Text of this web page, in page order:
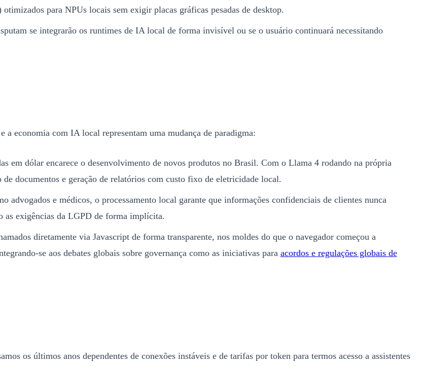
para NPUs locais sem exigir placas gráficas pesadas de desktop.
se integrarão os runtimes de IA local de forma invisível ou se o usuário continuará necessitando
a economia com IA local representam uma mudança de paradigma:
em dólar encarece o desenvolvimento de novos produtos no Brasil. Com o Llama 4 rodando na própria
documentos e geração de relatórios com custo fixo de eletricidade local.
advogados e médicos, o processamento local garante que informações confidenciais de clientes nunca
as exigências da LGPD de forma implícita.
diretamente via Javascript de forma transparente, nos moldes do que o navegador começou a
se aos debates globais sobre governança como as iniciativas para acordos e regulações globais de
os últimos anos dependentes de conexões instáveis e de tarifas por token para termos acesso a assistentes